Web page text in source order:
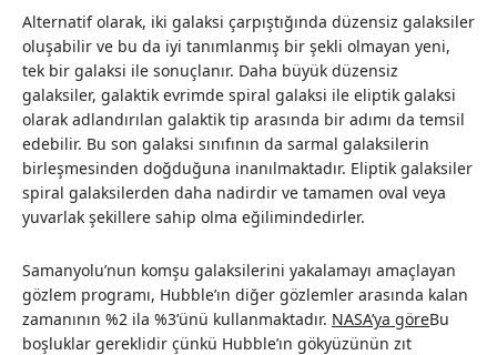
Alternatif olarak, iki galaksi çarpıştığında düzensiz galaksiler
oluşabilir ve bu da iyi tanımlanmış bir şekli olmayan yeni,
tek bir galaksi ile sonuçlanır. Daha büyük düzensiz
galaksiler, galaktik evrimde spiral galaksi ile eliptik galaksi
olarak adlandırılan galaktik tip arasında bir adımı da temsil
edebilir. Bu son galaksi sınıfının da sarmal galaksilerin
birleşmesinden doğduğuna inanılmaktadır. Eliptik galaksiler
spiral galaksilerden daha nadirdir ve tamamen oval veya
yuvarlak şekillere sahip olma eğilimindedirler.
Samanyolu’nun komşu galaksilerini yakalamayı amaçlayan
gözlem programı, Hubble’ın diğer gözlemler arasında kalan
zamanının %2 ila %3’ünü kullanmaktadır. NASA’ya göreBu
boşluklar gereklidir çünkü Hubble’ın gökyüzünün zıt